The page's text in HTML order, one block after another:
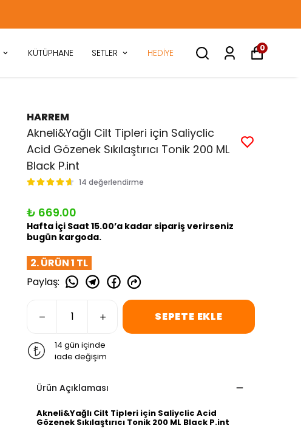
KÜTÜPHANE SETLER HEDİYE 0
HARREM
Akneli&Yağlı Cilt Tipleri için Saliyclic
Acid Gözenek Sıkılaştırıcı Tonik 200 ML
Black P.int
14 değerlendirme
₺ 669.00
Hafta İçi Saat 15.00’a kadar sipariş verirseniz
bugün kargoda.
2. ÜRÜN 1 TL
Paylaş:
SEPETE EKLE
14 gün içinde
iade değişim
Ürün Açıklaması
Akneli&Yağlı Cilt Tipleri için Saliyclic Acid
Gözenek Sıkılaştırıcı Tonik 200 ML Black P.int